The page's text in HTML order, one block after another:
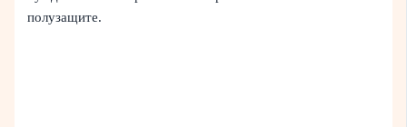
полузащите.